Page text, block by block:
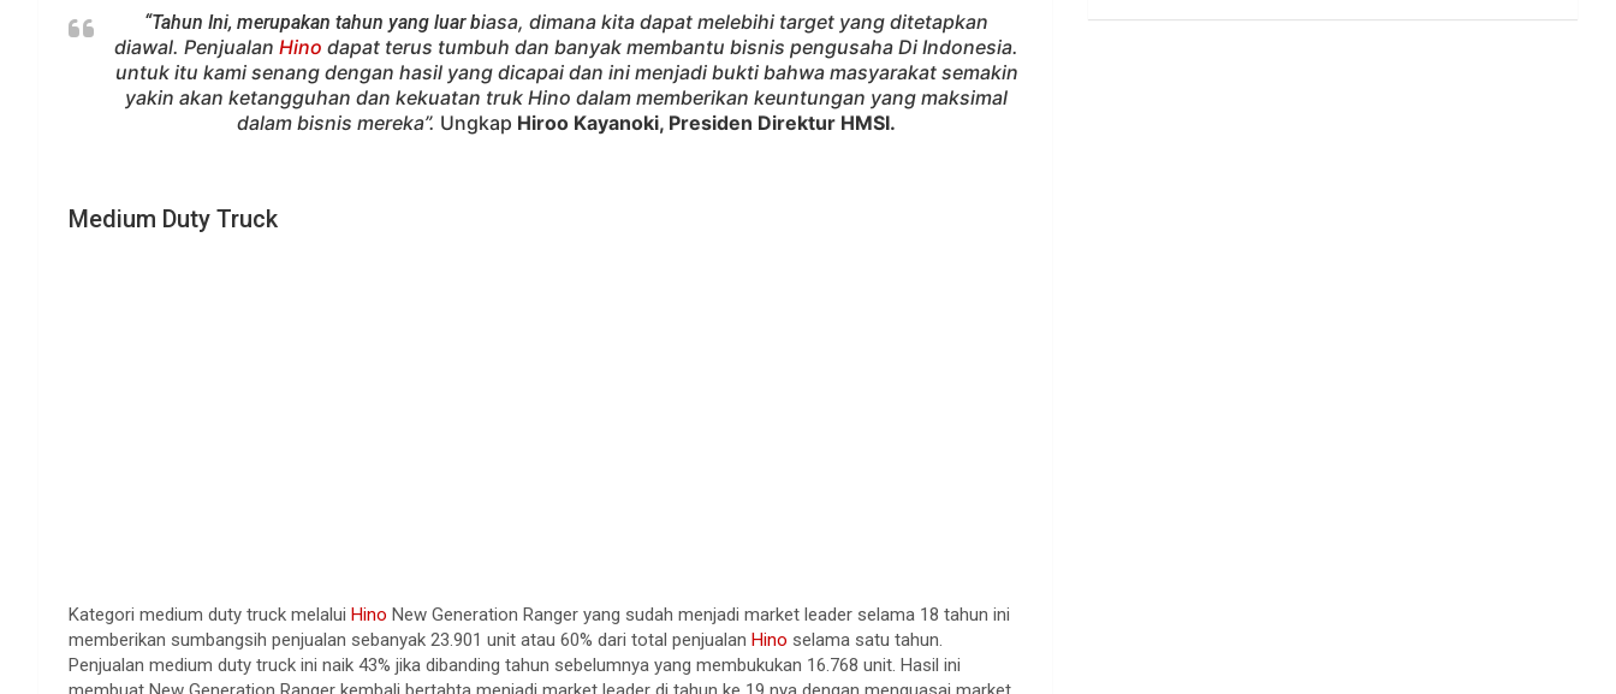
“Tahun Ini, merupakan tahun yang luar biasa, dimana kita dapat melebihi target yang ditetapkan
diawal. PenjualanHino dapat terus tumbuh dan banyak membantu bisnis pengusaha Di Indonesia.
untuk itu kami senang dengan hasil yang dicapai dan ini menjadi bukti bahwa masyarakat semakin
yakin akan ketangguhan dan kekuatan truk Hino dalam memberikan keuntungan yang maksimal
dalam bisnis mereka”. Ungkap Hiroo Kayanoki, Presiden Direktur HMSI.
Medium Duty Truck
Kategori medium duty truck melalui Hino New Generation Ranger yang sudah menjadi market leader selama 18 tahun ini
memberikan sumbangsih penjualan sebanyak 23.901 unit atau 60% dari total penjualan Hino selama satu tahun.
Penjualan medium duty truck ini naik 43% jika dibanding tahun sebelumnya yang membukukan 16.768 unit. Hasil ini